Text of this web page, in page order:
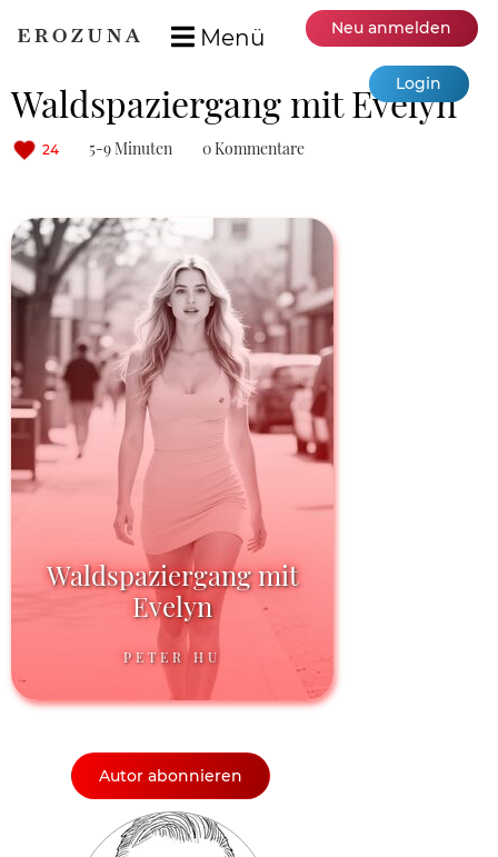
Menü Neu anmelden
Login
Waldspaziergang mit Evelyn
24 5-9 Minuten 0 Kommentare
Waldspaziergang mit
Evelyn
PETER HU
Autor abonnieren